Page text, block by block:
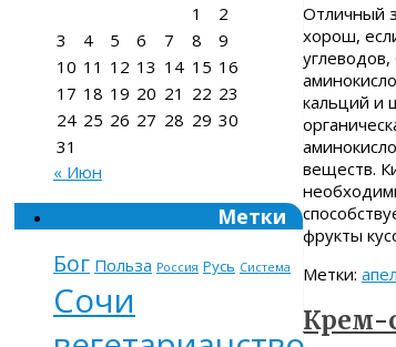
Отличный
хорош,
кальций и
веществ.
фрукты
Метки:
Крем-
1
2
3
4 5 6 7 8
9
10 11 12 13 14 15 16
17 18 19 20 21 22 23
24 25 26 27 28 29 30
31
« Июн
Метки
Бог Польза Россия Русь Система
Сочи